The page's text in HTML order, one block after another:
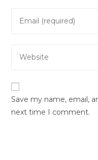
comment
your
address
your
URL
(optional)
Save my name, email,
next time I comment.